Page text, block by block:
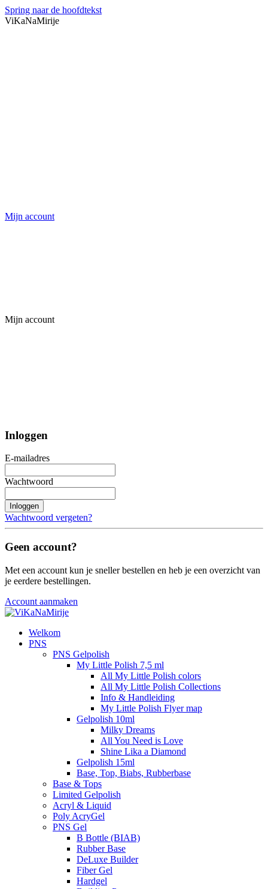
Spring naar de hoofdtekst
ViKaNaMirije
Mijn account
Mijn account
Inloggen
E-mailadres
Wachtwoord
Inloggen
Wachtwoord vergeten?
Geen account?
Met een account kun je sneller bestellen en heb je een overzicht van
je eerdere bestellingen.
Account aanmaken
Welkom
PNS
PNS Gelpolish
My Little Polish 7,5 ml
All My Little Polish colors
All My Little Polish Collections
Info & Handleiding
My Little Polish Flyer map
Gelpolish 10ml
Milky Dreams
All You Need is Love
Shine Lika a Diamond
Gelpolish 15ml
Base, Top, Biabs, Rubberbase
Base & Tops
Limited Gelpolish
Acryl & Liquid
Poly AcryGel
PNS Gel
B Bottle (BIAB)
Rubber Base
DeLuxe Builder
Fiber Gel
Hardgel